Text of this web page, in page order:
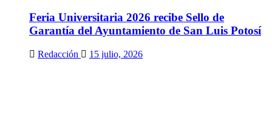
Feria Universitaria 2026 recibe Sello de
Garantía del Ayuntamiento de San Luis Potosí
Redacción 15 julio, 2026